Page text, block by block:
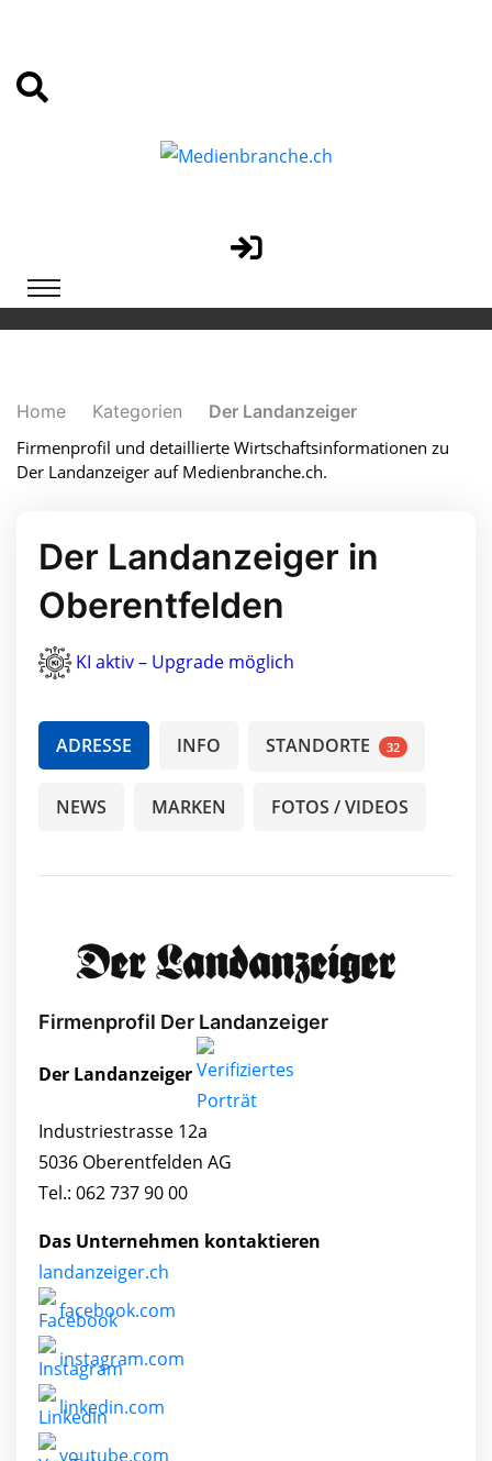
Home Kategorien
Der Landanzeiger
Firmenprofil und detaillierte Wirtschaftsinformationen zu
Der Landanzeiger auf Medienbranche.ch.
Der Landanzeiger in
Oberentfelden
KI aktiv – Upgrade möglich
ADRESSE INFO STANDORTE 32
NEWS MARKEN FOTOS / VIDEOS
Firmenprofil Der Landanzeiger
Der Landanzeiger
Industriestrasse 12a
5036 Oberentfelden AG
Tel.: 062 737 90 00
Das Unternehmen kontaktieren
landanzeiger.ch
facebook.com
instagram.com
linkedin.com
youtube.com